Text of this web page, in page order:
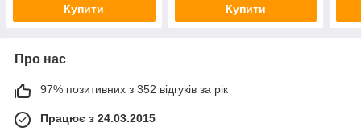
Купити Купити
Про нас
97% позитивних з 352 відгуків за рік
Працює з 24.03.2015